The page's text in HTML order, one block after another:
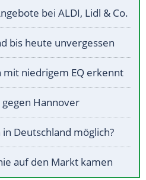
bei ALDI, Lidl & Co.
bis heute unvergessen
mit niedrigem EQ erkennt
Hannover
Deutschland möglich?
auf den Markt kamen